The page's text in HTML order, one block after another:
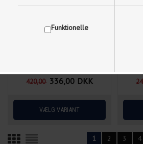
Funktionelle
Vis cookie detaljer
420,00 336,00 DKK
1 2 3 4